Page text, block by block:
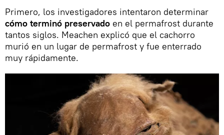
Primero, los investigadores intentaron determinar
cómo terminó preservado en el permafrost durante
tantos siglos. Meachen explicó que el cachorro
murió en un lugar de permafrost y fue enterrado
muy rápidamente.